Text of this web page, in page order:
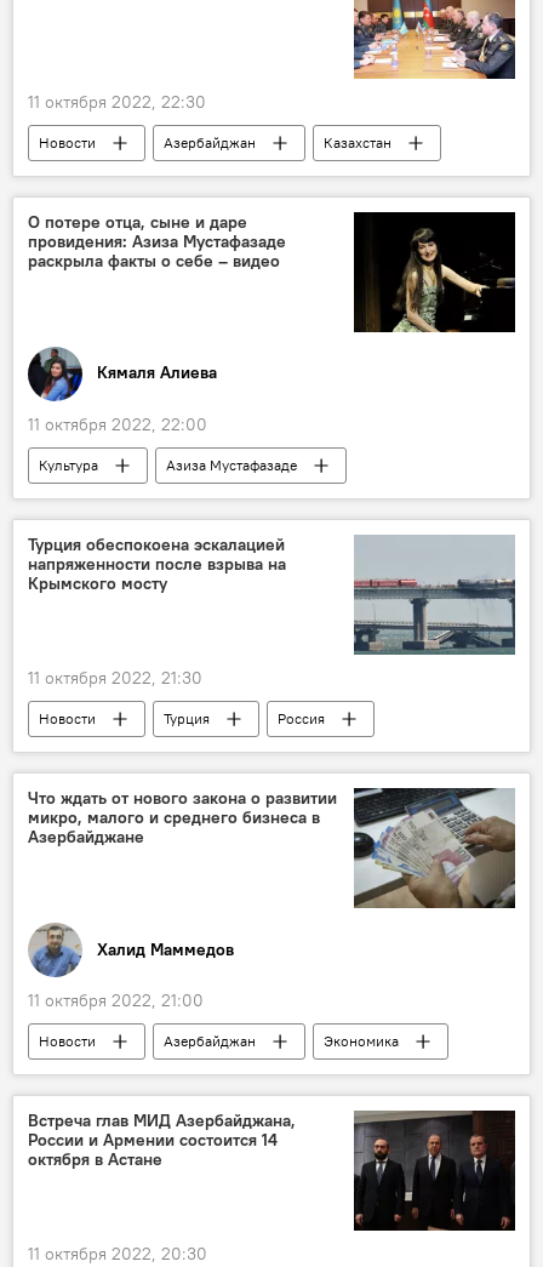
11 октября 2022, 22:30
Новости Азербайджан
Казахстан
Минобороны АР
Керим Велиев
О потере отца, сыне и даре
провидения: Азиза Мустафазаде
раскрыла факты о себе – видео
Кямаля Алиева
11 октября 2022, 22:00
Культура
Азиза Мустафазаде
Вагиф Мустафазаде
музыка
Джаз
Турция обеспокоена эскалацией
напряженности после взрыва на
Крымского мосту
11 октября 2022, 21:30
Новости Турция
Россия
Крымский мост
поставки Зерно
Что ждать от нового закона о развитии
микро, малого и среднего бизнеса в
Азербайджане
Халид Маммедов
11 октября 2022, 21:00
Новости Азербайджан
Экономика
Милли Меджлис
Законопроект
предприниматели
Встреча глав МИД Азербайджана,
России и Армении состоится 14
октября в Астане
11 октября 2022, 20:30